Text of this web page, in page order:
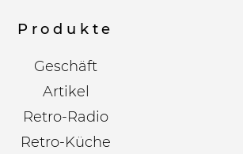
Produkte
Geschäft
Artikel
Retro-Radio
Retro-Küche